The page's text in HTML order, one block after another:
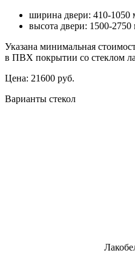
ширина двери: 410-
высота двери: 1500-
Указана минимальная
в ПВХ покрытии со стеклом
Цена: 21600 руб.
Варианты стекол